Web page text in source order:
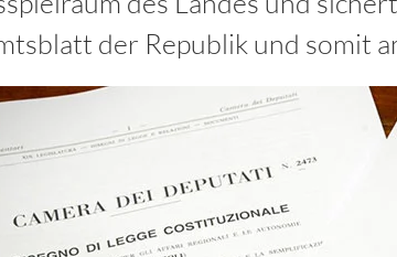
der Republik und somit